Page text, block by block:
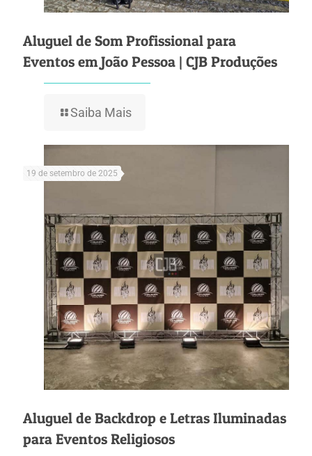
Aluguel de Som Profissional para
Eventos em João Pessoa | CJB Produções
Saiba Mais
19 de setembro de 2025
Aluguel de Backdrop e Letras Iluminadas
para Eventos Religiosos